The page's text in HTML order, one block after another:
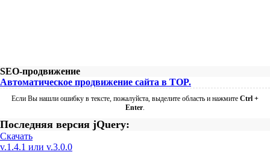
SEO-продвижение
Автоматическое продвижение сайта в TOP.
Если Вы нашли ошибку в тексте, пожалуйста, выделите область и нажмите Ctrl +
Enter.
Последняя версия jQuery:
Скачать
v.1.4.1 или v.3.0.0